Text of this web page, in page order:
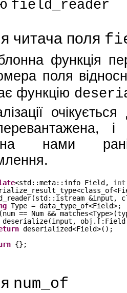
field_reader
читача поля
функція
поля
функцію
нами
<std::meta::info Field, int
&input,
Type = data_type_of<Field>;
(num == Num &&
deserialize(input,
deserialized<Field>();
{};
num_of